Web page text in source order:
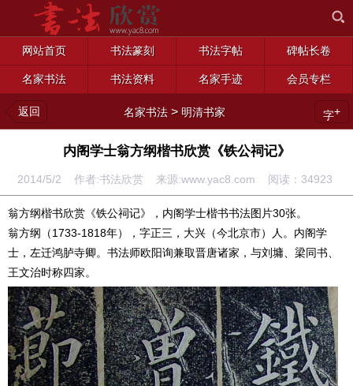
网站首页 书法篆刻 书法字帖 碑帖长卷
名家书法 书法资料 名家手迹 会员专栏
返回 名家书法 > 明清书家 字+
内阁学士翁方纲楷书欣赏《铁公祠记》
2014/5/2 作者:书法欣赏 来源:www.yac8.com 阅读： 34923
翁方纲楷书欣赏《铁公祠记》，内阁学士楷书书法图片30张。
翁方纲（1733-1818年），字正三，大兴（今北京市）人。内阁学
士，左迁鸿胪寺卿。书法师欧阳询兼取晋唐诸家，与刘墉、梁同书、
王文治时称四家。